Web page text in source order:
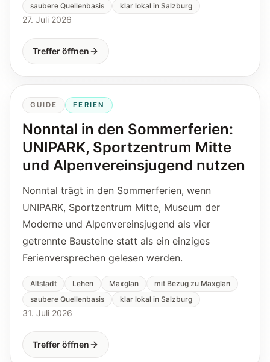
saubere Quellenbasis
klar lokal in Salzburg
27. Juli 2026
Treffer öffnen
GUIDE FERIEN
Nonntal in den Sommerferien:
UNIPARK, Sportzentrum Mitte
und Alpenvereinsjugend nutzen
Nonntal trägt in den Sommerferien, wenn
UNIPARK, Sportzentrum Mitte, Museum der
Moderne und Alpenvereinsjugend als vier
getrennte Bausteine statt als ein einziges
Ferienversprechen gelesen werden.
Altstadt Lehen Maxglan
mit Bezug zu Maxglan
saubere Quellenbasis
klar lokal in Salzburg
31. Juli 2026
Treffer öffnen